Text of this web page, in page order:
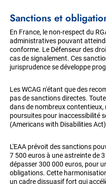
Sanctions et
En France, le non-respect du
administratives pouvant
conforme. Le Défenseur des
cas de signalement. Ces
jurisprudence se développe
Les WCAG n'étant que des
pas de sanctions directes.
dans de nombreux
poursuites pour inaccessibilité
(Americans with Disabilities
L'EAA prévoit des sanctions
7 500 euros à une astreinte de
dépasser 300 000 euros, pour
obligations. Cette
un cadre dissuasif fort qui